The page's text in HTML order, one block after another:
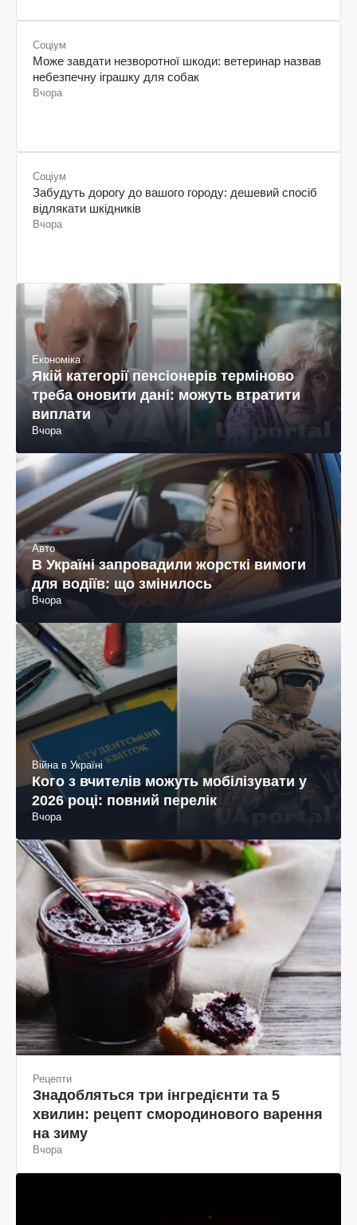
Соціум
Може завдати незворотної шкоди: ветеринар назвав
небезпечну іграшку для собак
Вчора
Соціум
Забудуть дорогу до вашого городу: дешевий спосіб
відлякати шкідників
Вчора
Економіка
Якій категорії пенсіонерів терміново
треба оновити дані: можуть втратити
виплати
Вчора
Авто
В Україні запровадили жорсткі вимоги
для водіїв: що змінилось
Вчора
Війна в Україні
Кого з вчителів можуть мобілізувати у
2026 році: повний перелік
Вчора
Рецепти
Знадобляться три інгредієнти та 5
хвилин: рецепт смородинового варення
на зиму
Вчора